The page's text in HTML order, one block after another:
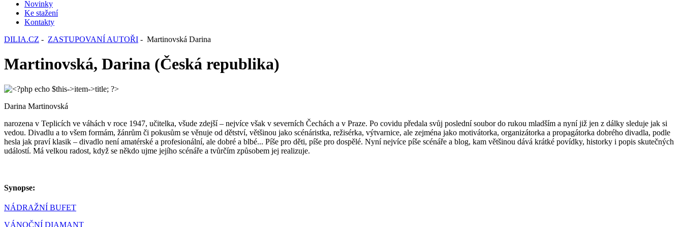
Novinky
Ke stažení
Kontakty
DILIA.CZ - ZASTUPOVANÍ AUTOŘI - Martinovská Darina
Martinovská, Darina (Česká republika)
Darina Martinovská
narozena v Teplicích ve váhách v roce 1947, učitelka, všude zdejší – nejvíce však v severních Čechách a v Praze. Po covidu předala svůj poslední soubor do rukou mladším a nyní již jen z dálky sleduje jak si
vedou. Divadlu a to všem formám, žánrům či pokusům se věnuje od dětství, většinou jako scénáristka, režisérka, výtvarnice, ale zejména jako motivátorka, organizátorka a propagátorka dobrého divadla, podle
hesla jak praví klasik – divadlo není amatérské a profesionální, ale dobré a blbé... Píše pro děti, píše pro dospělé. Nyní nejvíce píše scénáře a blog, kam většinou dává krátké povídky, historky i popis skutečných
událostí. Má velkou radost, když se někdo ujme jejího scénáře a tvůrčím způsobem jej realizuje.
Synopse:
NÁDRAŽNÍ BUFET
VÁNOČNÍ DIAMANT